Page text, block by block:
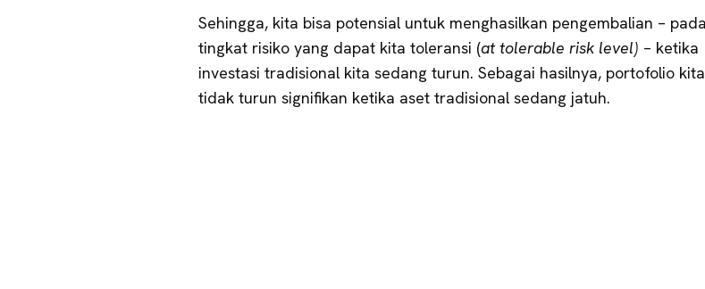
Sehingga, kita bisa potensial untuk menghasilkan pengembalian – pada
tingkat risiko yang dapat kita toleransi (at tolerable risk level) – ketika
investasi tradisional kita sedang turun. Sebagai hasilnya, portofolio kita
tidak turun signifikan ketika aset tradisional sedang jatuh.